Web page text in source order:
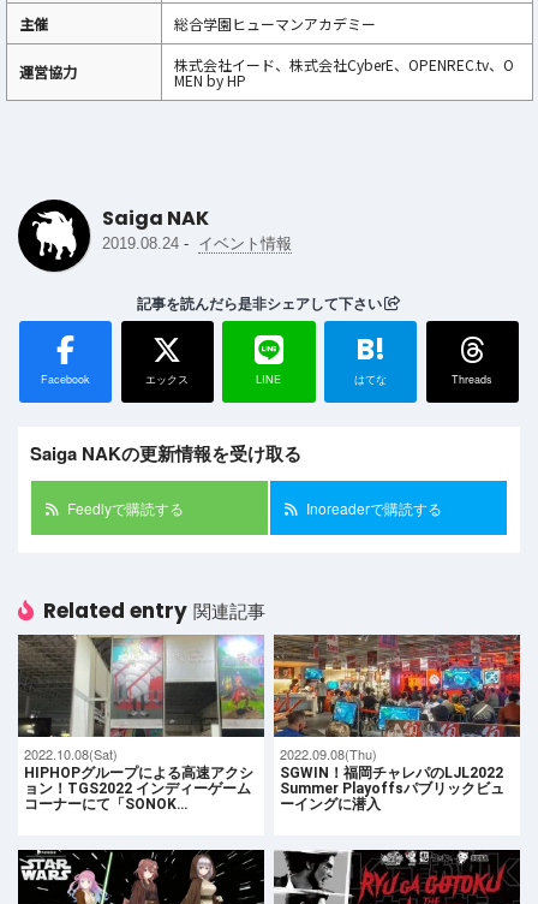
主催
総合学園ヒューマンアカデミー
運営協力 株式会社イード、株式会社CyberE、OPENREC.tv、O
MEN by HP
Saiga NAK
2019.08.24 - イベント情報
記事を読んだら是非シェアして下さい
Facebook エックス LINE
B!
はてな Threads
Saiga NAKの更新情報を受け取る
Feedlyで購読する Inoreaderで購読する
Related entry 関連記事
2022.10.08(Sat)
HIPHOPグループによる高速アクシ
ョン！TGS2022 インディーゲーム
コーナーにて「SONOK…
2022.09.08(Thu)
SGWIN！福岡チャレパのLJL2022
Summer Playoffsパブリックビュ
ーイングに潜入